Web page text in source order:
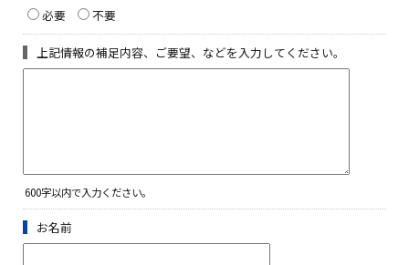
必要
不要
上記情報の補足内容、ご要望、などを入力してください。
600字以内で入力ください。
お名前